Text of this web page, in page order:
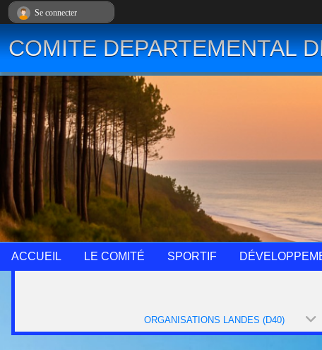
COMITE DEPARTEMENTAL
ACCUEIL LE COMITÉ SPORTIF
ORGANISATIONS LANDES (D40)
Se connecter
Panneau de gestion des cookies